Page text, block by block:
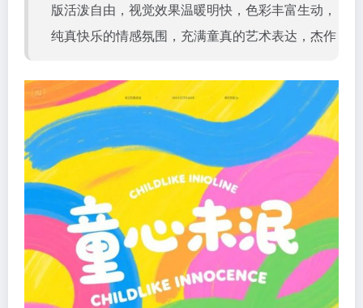
版活泼自由，视觉效果温暖明快，色彩丰富生动，
纯真快乐的情感氛围，充满童真的艺术表达，杰作